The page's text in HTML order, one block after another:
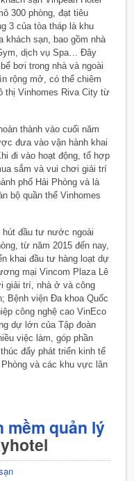
300 phòng, đạt tiêu
3 của tòa tháp là khu
khách sạn, bao gồm nhà
dịch vụ Spa… Đây
bơi trong nhà và ngoài
rộng mở, có thể chiêm
thị Vinhomes Riva City từ
thành vào cuối năm
đưa vào vận hành khai
đi vào hoạt động, tổ hợp
sắm và vui chơi giải trí
phố Hải Phòng và là
bộ quần thể Vinhomes
hút đầu tư nước ngoài
từ năm 2015 đến nay,
khai đầu tư hàng loạt dự
mại Vincom Plaza Lê
giải trí, nhà ở và công
Bệnh viện Đa khoa Quốc
công nghệ cao VinEco
dự lớn của Tập đoàn
việc làm, góp phần
đẩy phát triển kinh tế
và các khu vực lân
mềm quản lý